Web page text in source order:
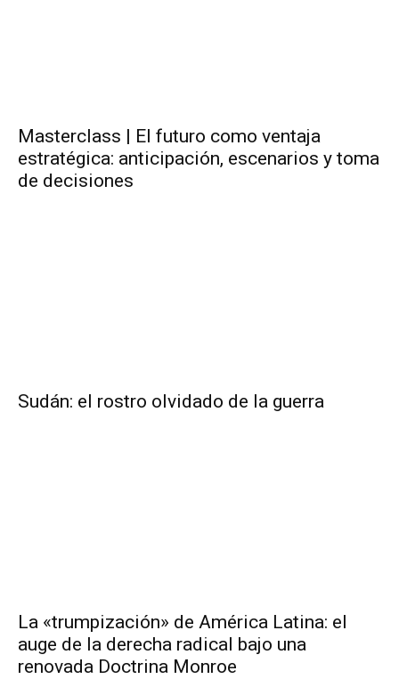
Masterclass | El futuro como ventaja
estratégica: anticipación, escenarios y toma
de decisiones
Sudán: el rostro olvidado de la guerra
La «trumpización» de América Latina: el
auge de la derecha radical bajo una
renovada Doctrina Monroe